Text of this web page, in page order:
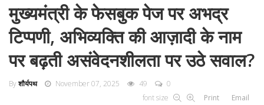
मुख्यमंत्री के फेसबुक पेज पर अभद्र
टिप्पणी, अभिव्यक्ति की आज़ादी के नाम
पर बढ़ती असंवेदनशीलता पर उठे सवाल?
Byशौर्यपथ November 07, 2025 49
0
font size
Print Email